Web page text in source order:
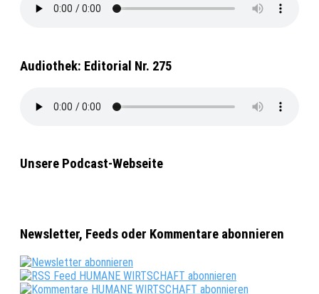
Audiothek: Editorial Nr. 275
Unsere Podcast-Webseite
Newsletter, Feeds oder Kommentare abonnieren